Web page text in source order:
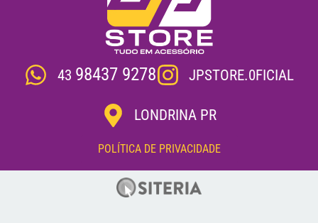
43 98437 9278 JPSTORE.0FICIAL
LONDRINA PR
POLÍTICA DE PRIVACIDADE